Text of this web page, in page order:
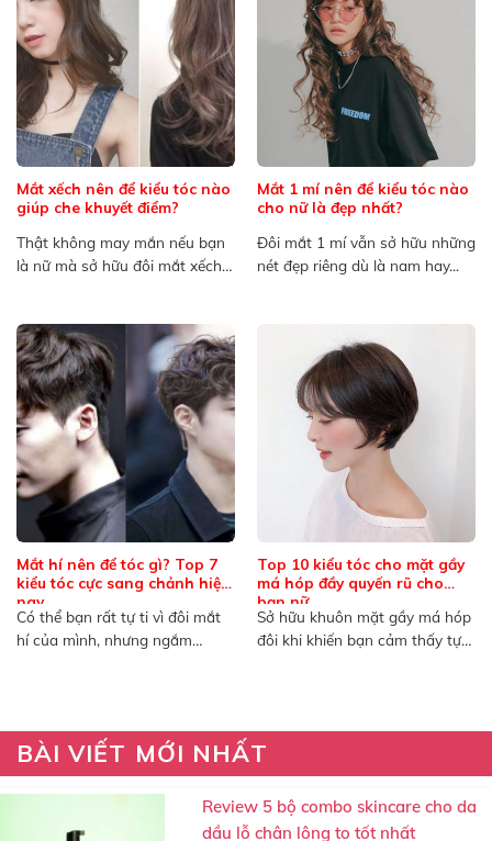
Mắt xếch nên để kiểu tóc nào
giúp che khuyết điểm?
Thật không may mắn nếu bạn
là nữ mà sở hữu đôi mắt xếch
Mắt 1 mí nên để kiểu tóc nào
cho nữ là đẹp nhất?
Đôi mắt 1 mí vẫn sở hữu những
nét đẹp riêng dù là nam hay...
Mắt hí nên để tóc gì? Top 7
kiểu tóc cực sang chảnh hiện
nay
Có thể bạn rất tự ti vì đôi mắt
hí của mình, nhưng ngắm
Top 10 kiểu tóc cho mặt gầy
má hóp đầy quyến rũ cho
bạn nữ
Sở hữu khuôn mặt gầy má hóp
đôi khi khiến bạn cảm thấy tự
BÀI VIẾT MỚI NHẤT
Review 5 bộ combo skincare cho da
dầu lỗ chân lông to tốt nhất